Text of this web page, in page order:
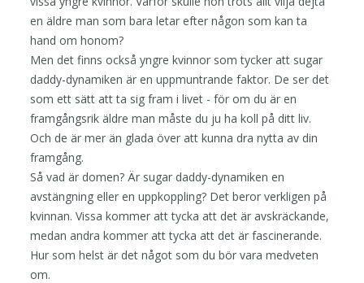
en äldre man som bara letar efter någon som kan ta
hand om honom?
Men det finns också yngre kvinnor som tycker att sugar
daddy-dynamiken är en uppmuntrande faktor. De ser det
som ett sätt att ta sig fram i livet - för om du är en
framgångsrik äldre man måste du ju ha koll på ditt liv.
Och de är mer än glada över att kunna dra nytta av din
framgång.
Så vad är domen? Är sugar daddy-dynamiken en
avstängning eller en uppkoppling? Det beror verkligen på
kvinnan. Vissa kommer att tycka att det är avskräckande,
medan andra kommer att tycka att det är fascinerande.
Hur som helst är det något som du bör vara medveten
om.